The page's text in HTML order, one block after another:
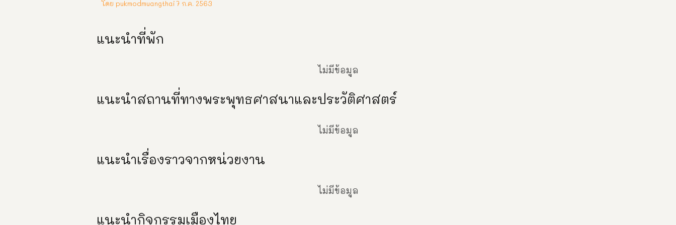
โดย pukmodmuangthai7 ก.ค. 2563
แนะนำที่พัก
ไม่มีข้อมูล
แนะนำสถานที่ทางพระพุทธศาสนาและประวัติศาสตร์
ไม่มีข้อมูล
แนะนำเรื่องราวจากหน่วยงาน
ไม่มีข้อมูล
แนะนำกิจกรรมเมืองไทย